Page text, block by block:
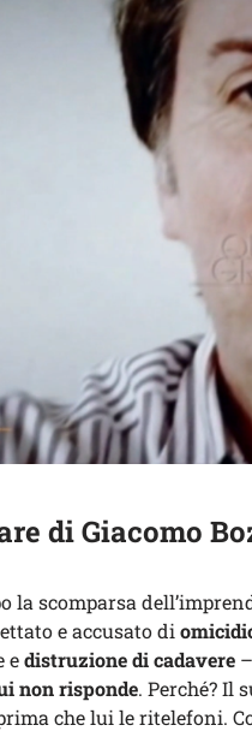
di Giacomo
la scomparsa
e accusato di
edistruzione di cadavere –
non risponde. Perché? Il
che lui le ritelefoni.